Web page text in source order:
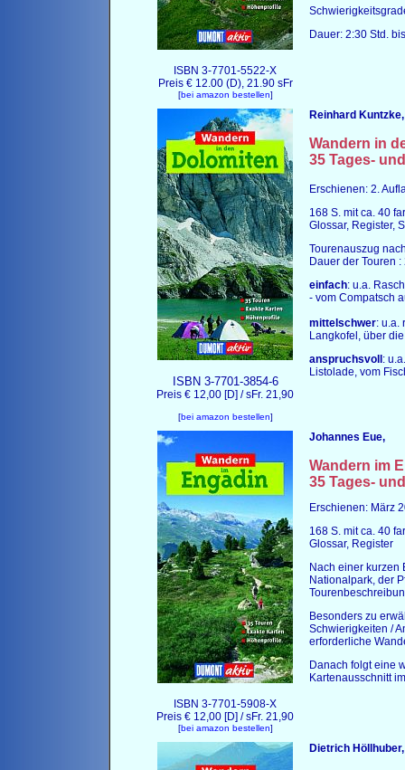
ISBN 3-7701-5522-X
Preis € 12.00 (D), 21.90 sFr
[bei amazon bestellen]
Dauer: 2:30 Std.
ISBN 3-7701-3854-6
Preis € 12,00 [D] / sFr. 21,90
[bei amazon bestellen]
Reinhard Kuntzke,
Wandern in
35 Tages-
Erschienen: 2.
168 S. mit ca. 40
Glossar, Register,
Tourenauszug
Dauer der Touren
einfach: u.a.
- vom Compatsch
mittelschwer: u.a.
Langkofel, über
anspruchsvoll :
Listolade, vom
ISBN 3-7701-5908-X
Preis € 12,00 [D] / sFr. 21,90
[bei amazon bestellen]
Johannes Eue,
Wandern im
35 Tages-
Erschienen: März
168 S. mit ca. 40
Glossar, Register
Nach einer kurzen
Nationalpark, der
Besonders zu
Schwierigkeiten /
erforderliche
Danach folgt eine
Kartenausschnitt
Dietrich Höllhuber,